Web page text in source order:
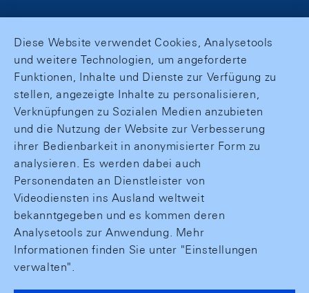
Diese Website verwendet Cookies, Analysetools
und weitere Technologien, um angeforderte
Funktionen, Inhalte und Dienste zur Verfügung zu
stellen, angezeigte Inhalte zu personalisieren,
Verknüpfungen zu Sozialen Medien anzubieten
und die Nutzung der Website zur Verbesserung
ihrer Bedienbarkeit in anonymisierter Form zu
analysieren. Es werden dabei auch
Personendaten an Dienstleister von
Videodiensten ins Ausland weltweit
bekanntgegeben und es kommen deren
Analysetools zur Anwendung. Mehr
Informationen finden Sie unter "Einstellungen
verwalten".